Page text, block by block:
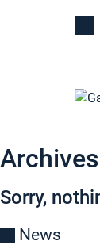
Archives
Sorry,
News